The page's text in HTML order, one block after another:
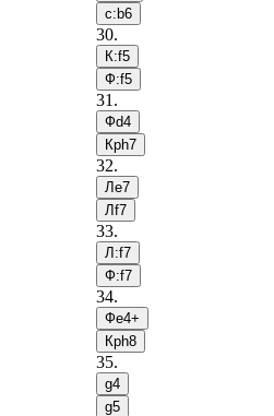
c:b6
30.
К:f5
Ф:f5
31 .
Фd4
Крh7
32.
Лe7
Лf7
33.
Л:f7
Ф:f7
34.
Фe4+
Крh8
35.
g4
g5